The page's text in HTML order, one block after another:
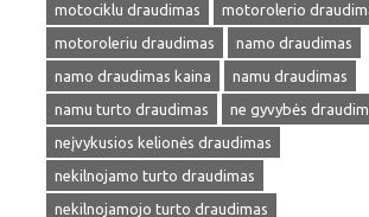
motociklu draudimas
motorolerio
motoroleriu draudimas
namo draudimas
namo draudimas kaina
namu draudimas
namu turto draudimas
ne gyvybės
neįvykusios kelionės draudimas
nekilnojamo turto draudimas
nekilnojamojo turto draudimas